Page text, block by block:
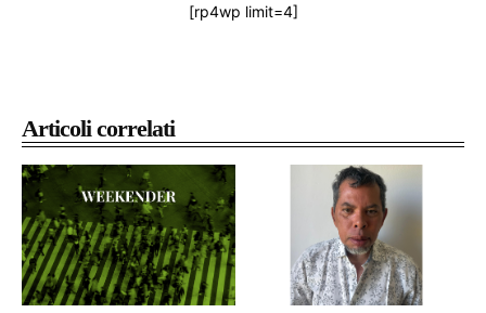
Articoli correlati
[rp4wp limit=4]